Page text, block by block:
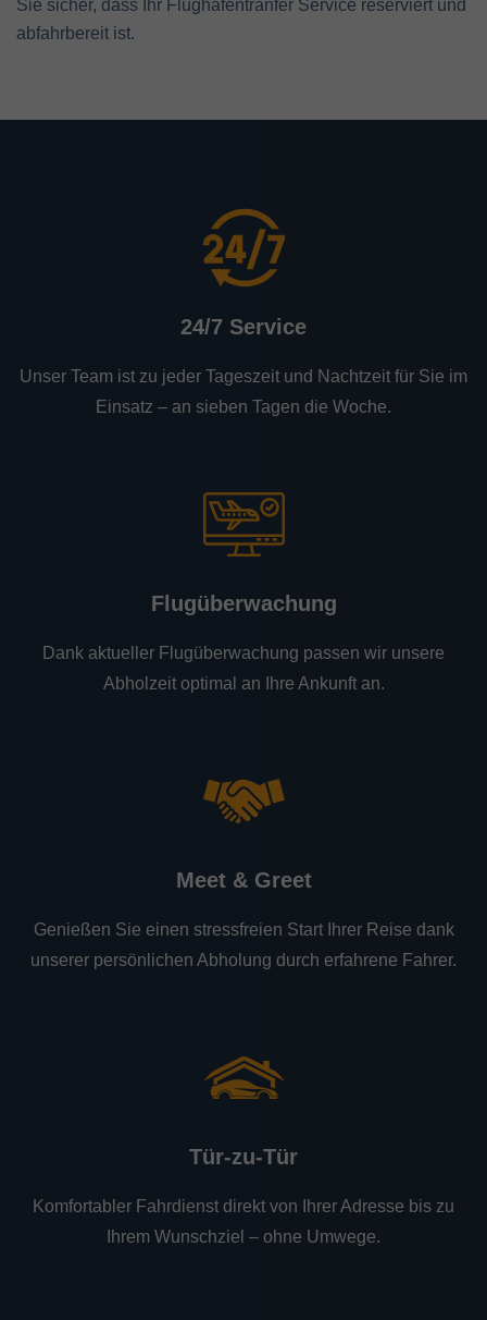
Sie sicher, dass Ihr Flughafentranfer Service reserviert und
abfahrbereit ist.
24/7 Service
Unser Team ist zu jeder Tageszeit und Nachtzeit für Sie im
Einsatz – an sieben Tagen die Woche.
Flugüberwachung
Dank aktueller Flugüberwachung passen wir unsere
Abholzeit optimal an Ihre Ankunft an.
Meet & Greet
Genießen Sie einen stressfreien Start Ihrer Reise dank
unserer persönlichen Abholung durch erfahrene Fahrer.
Tür-zu-Tür
Komfortabler Fahrdienst direkt von Ihrer Adresse bis zu
Ihrem Wunschziel – ohne Umwege.